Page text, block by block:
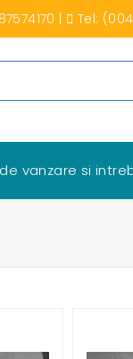
Tel:
vanzare si